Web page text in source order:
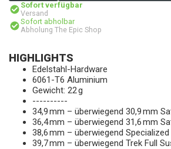
Sofort verfügbar
Versand
Sofort abholbar
Abholung The Epic Shop
HIGHLIGHTS
Edelstahl-Hardware
6061-T6 Aluminium
Gewicht: 22 g
----------
34,9 mm – überwiegend 30,9 mm
36,4 mm – überwiegend 31,6 mm
38,6 mm – überwiegend
39,7 mm – überwiegend Trek Full